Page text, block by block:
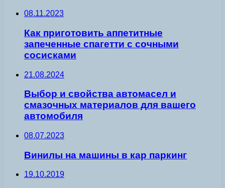
08.11.2023
Как приготовить аппетитные
запеченные спагетти с сочными
сосисками
21.08.2024
Выбор и свойства автомасел и
смазочных материалов для вашего
автомобиля
08.07.2023
Винилы на машины в кар паркинг
19.10.2019